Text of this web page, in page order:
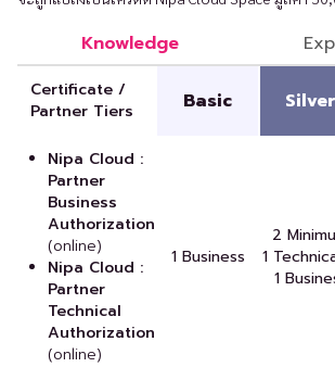
Knowledge
Certificate /
Partner Tiers
Basic Silver
Nipa Cloud :
Partner
Business
Authorization
(online)
Nipa Cloud :
Partner
Technical
Authorization
(online)
1 Business
2
1
1